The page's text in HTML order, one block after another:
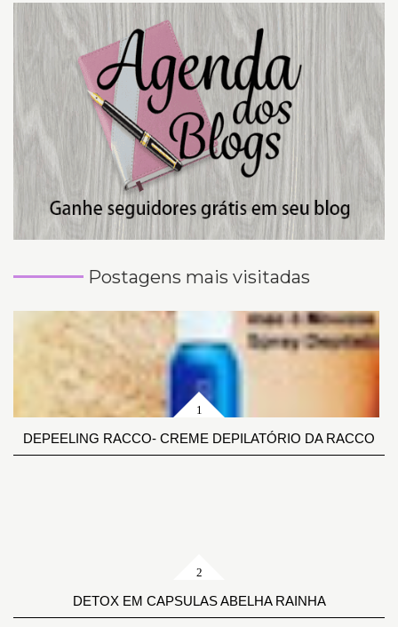
Postagens mais visitadas
DEPEELING RACCO- CREME DEPILATÓRIO DA RACCO
DETOX EM CAPSULAS ABELHA RAINHA